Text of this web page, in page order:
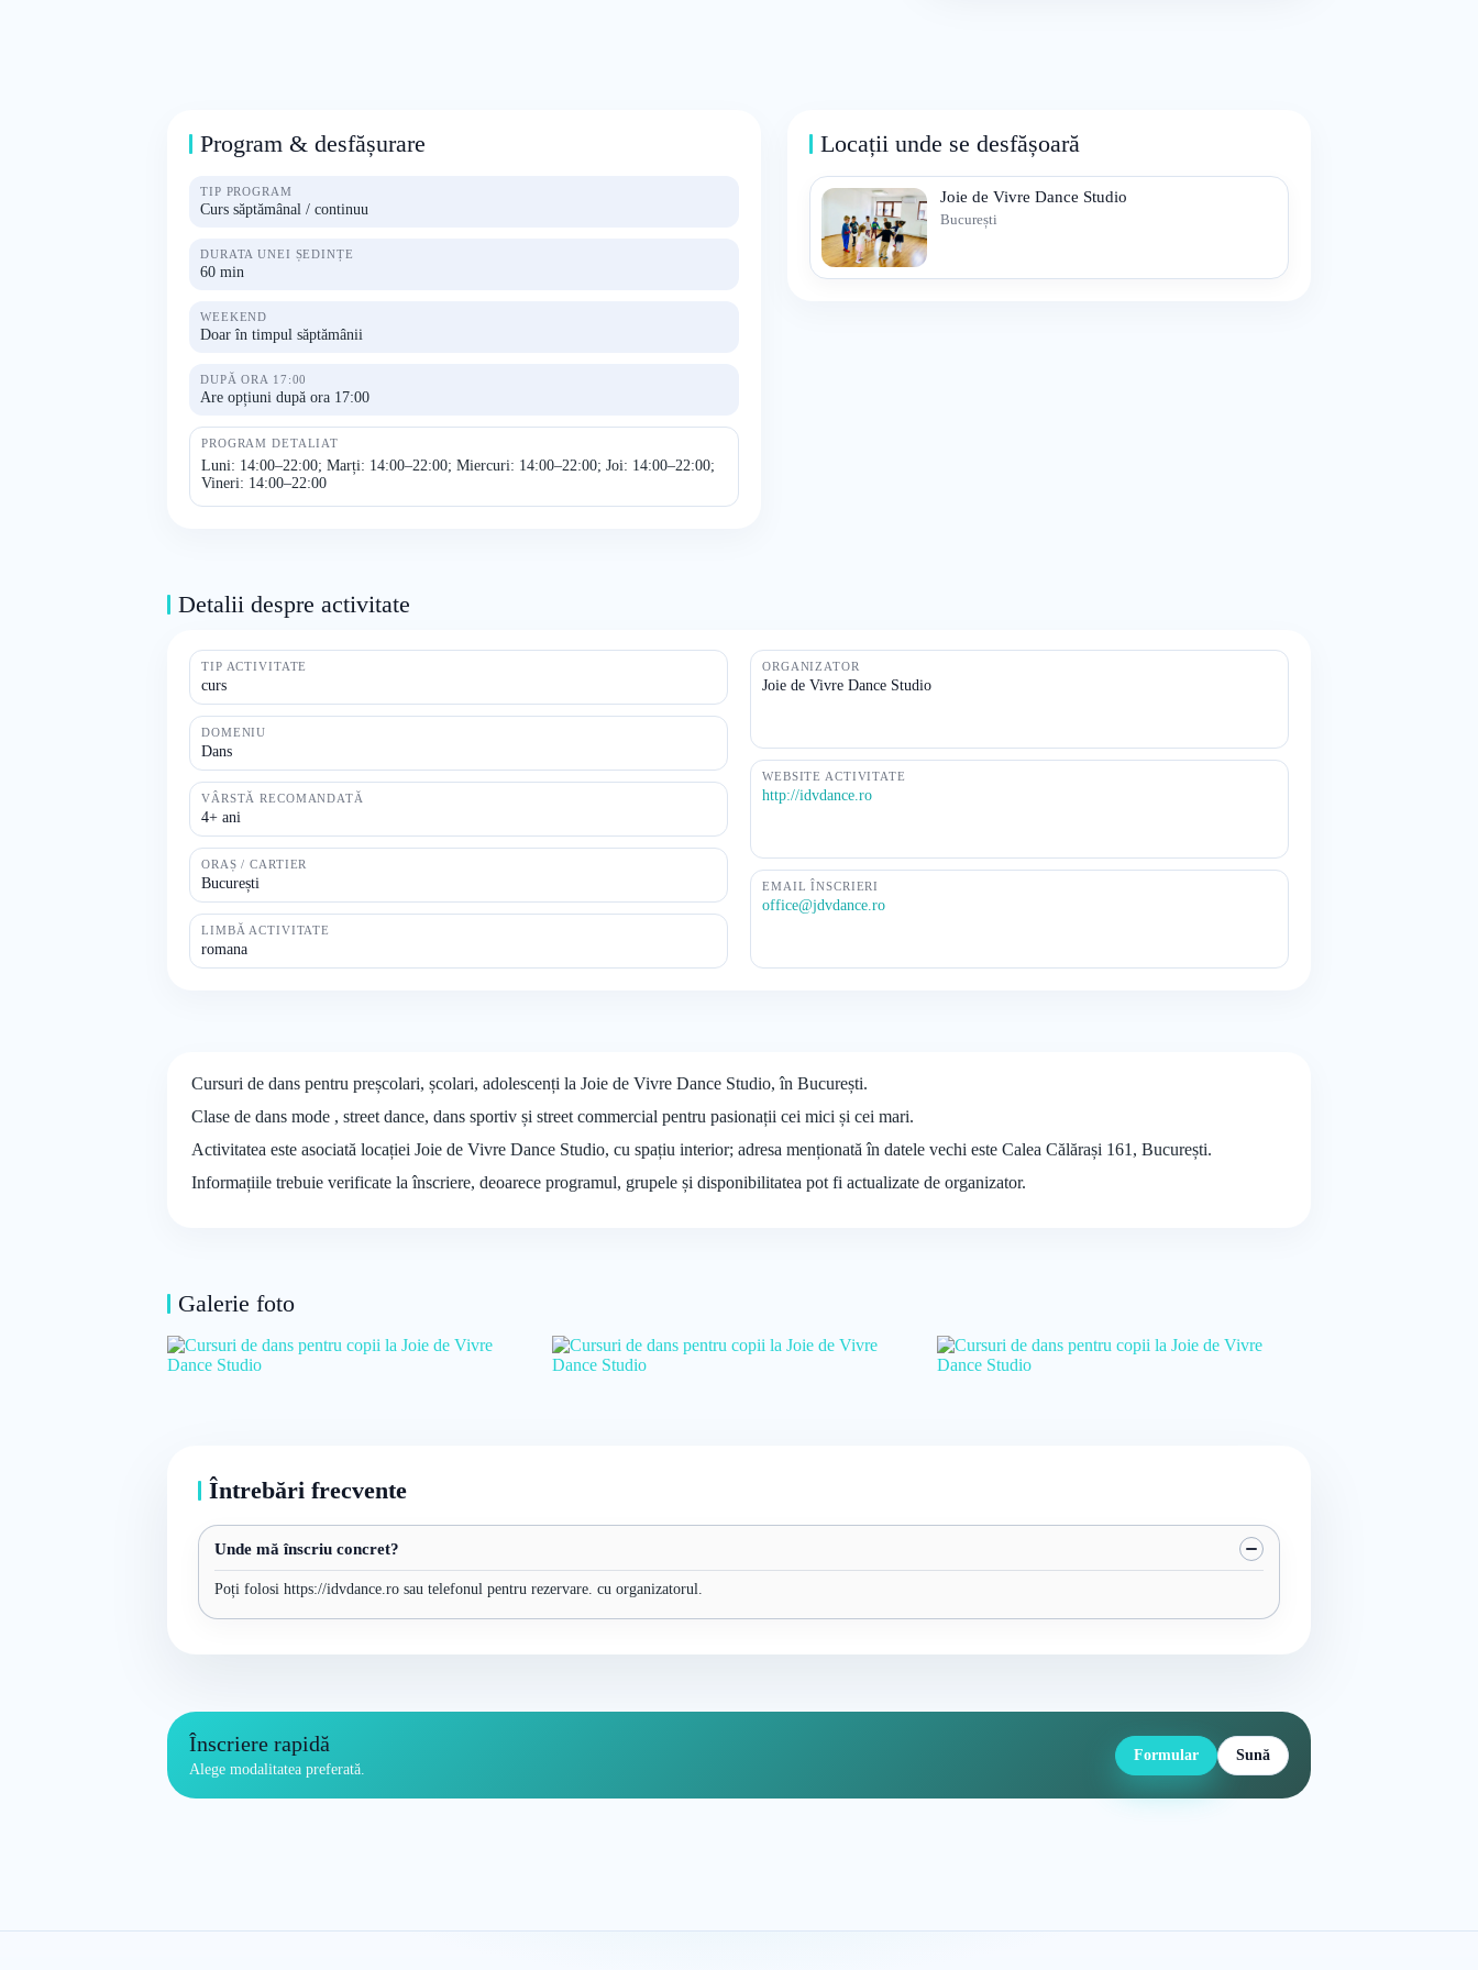
Program & desfășurare
TIP PROGRAM
Curs săptămânal / continuu
DURATA UNEI ȘEDINȚE
60 min
WEEKEND
Doar în timpul săptămânii
DUPĂ ORA 17:00
Are opțiuni după ora 17:00
PROGRAM DETALIAT
Luni: 14:00–22:00; Marți: 14:00–22:00; Miercuri: 14:00–22:00; Joi: 14:00–22:00;
Vineri: 14:00–22:00
Locații unde se desfășoară
Joie de Vivre Dance Studio
București
Detalii despre activitate
TIP ACTIVITATE
curs
DOMENIU
Dans
VÂRSTĂ RECOMANDATĂ
4+ ani
ORAȘ / CARTIER
București
LIMBĂ ACTIVITATE
romana
ORGANIZATOR
Joie de Vivre Dance Studio
WEBSITE ACTIVITATE
http://idvdance.ro
EMAIL ÎNSCRIERI
office@jdvdance.ro
Cursuri de dans pentru preșcolari, școlari, adolescenți la Joie de Vivre Dance Studio, în București.
Clase de dans mode , street dance, dans sportiv și street commercial pentru pasionații cei mici și cei mari.
Activitatea este asociată locației Joie de Vivre Dance Studio, cu spațiu interior; adresa menționată în datele vechi este Calea Călărași 161, București.
Informațiile trebuie verificate la înscriere, deoarece programul, grupele și disponibilitatea pot fi actualizate de organizator.
Galerie foto
Întrebări frecvente
Unde mă înscriu concret?
Poți folosi https://idvdance.ro sau telefonul pentru rezervare. cu organizatorul.
Înscriere rapidă
Alege modalitatea preferată.
Formular Sună